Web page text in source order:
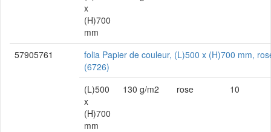
x
(H)700
mm
57905761
folia Papier de couleur, (L)500 x (H)700 mm,
(6726)
(L)500
x
(H)700
mm
130 g/m2 rose 10